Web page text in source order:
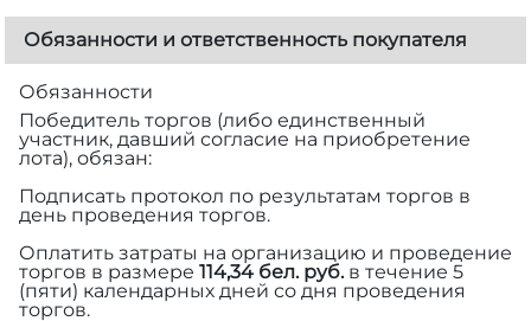
Обязанности и ответственность покупателя
Обязанности
Победитель торгов (либо единственный
участник, давший согласие на приобретение
лота), обязан:
Подписать протокол по результатам торгов в
день проведения торгов.
Оплатить затраты на организацию и проведение
торгов в размере 114,34 бел. руб.в течение 5
(пяти) календарных дней со дня проведения
торгов.